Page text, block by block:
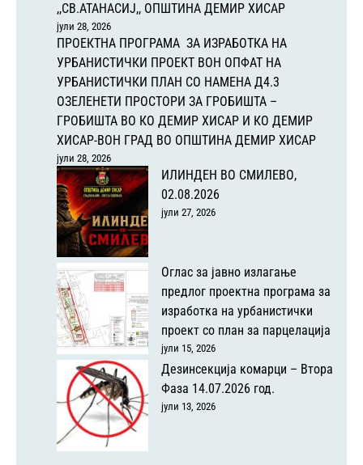
,,СВ.АТАНАСИЈ,, ОПШТИНА ДЕМИР ХИСАР
јули 28, 2026
ПРОЕКТНА ПРОГРАМА ЗА ИЗРАБОТКА НА
УРБАНИСТИЧКИ ПРОЕКТ ВОН ОПФАТ НА
УРБАНИСТИЧКИ ПЛАН СО НАМЕНА Д4.3
ОЗЕЛЕНЕТИ ПРОСТОРИ ЗА ГРОБИШТА –
ГРОБИШТА ВО КО ДЕМИР ХИСАР И КО ДЕМИР
ХИСАР-ВОН ГРАД ВО ОПШТИНА ДЕМИР ХИСАР
јули 28, 2026
ИЛИНДЕН ВО СМИЛЕВО,
02.08.2026
јули 27, 2026
Оглас за јавно излагање
предлог проектна програма за
изработка на урбанистички
проект со план за парцелација
јули 15, 2026
Дезинсекција комарци – Втора
Фаза 14.07.2026 год.
јули 13, 2026